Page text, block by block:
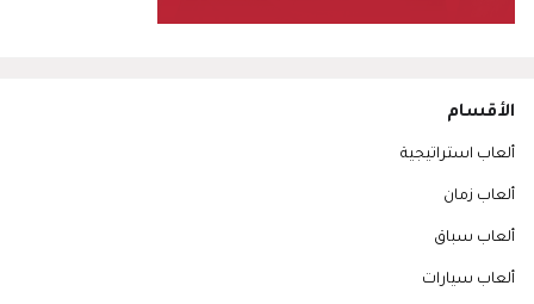
الأقسام
ألعاب استراتيجية
ألعاب زمان
ألعاب سباق
ألعاب سيارات